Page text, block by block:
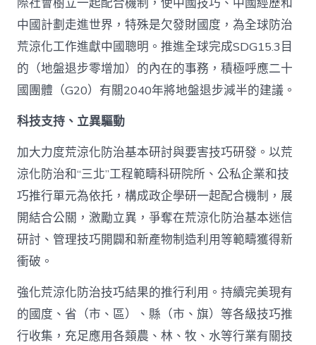
中國計劃走進世界，特殊是欠發財國度，為全球防治
荒涼化工作進獻中國聰明。推進全球完成SDG15.3目
的（地盤退步零增加）的內在的事務，積極呼應二十
國團體（G20）有關2040年將地盤退步減半的建議。
科技支持、立異驅動
加大力度荒涼化防治基本研討與要害技巧研發。以荒
涼化防治和“三北”工程範疇科研院所、公私企業和技
巧推行單元為依托，構成政企學研一起配合機制，展
開結合公關，激勵立異，爭奪在荒涼化防治基本迷信
研討、管理技巧開闢和新產物制造利用等範疇獲得新
衝破。
強化荒涼化防治技巧結果的推行利用。持續完美現有
的國度、省（市、區）、縣（市、旗）等各級技巧推
行收集，充足應用各類農、林、牧、水等行業有關技